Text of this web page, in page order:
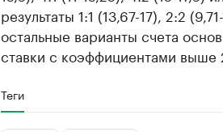
результаты 1:1 (13,67-17), 2:2
остальные варианты счета
ставки с коэффициентами выше
Теги